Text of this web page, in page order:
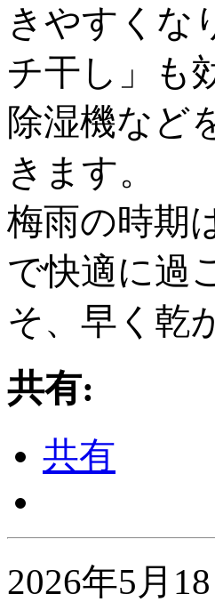
きやすくな
チ干し」も
除湿機など
きます。
梅雨の時期
で快適に過
そ、早く乾
共有:
共有
2026年5月18